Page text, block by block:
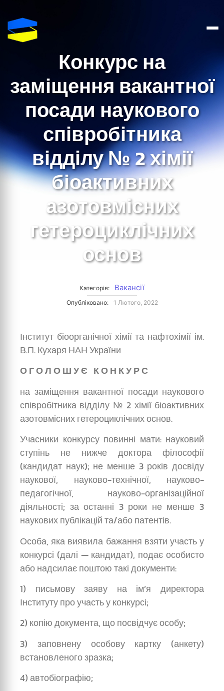
Конкурс на
заміщення вакантної
посади наукового
співробітника
відділу № 2 хімії
біоактивних
азотовмісних
гетероциклічних
основ
Категорія: Вакансії
Опубліковано: 1 Лютого, 2022
Інститут біоорганічної хімії та нафтохімії ім.
В.П. Кухаря НАН України
О Г О Л О Ш У Є К О Н К У Р С
на заміщення вакантної посади наукового
співробітника відділу № 2 хімії біоактивних
азотовмісних гетероциклічних основ.
Учасники конкурсу повинні мати: науковий
ступінь не нижче доктора філософії
(кандидат наук); не менше 3 років досвіду
наукової, науково-технічної, науково-
педагогічної, науково-організаційної
діяльності; за останні 3 роки не менше 3
наукових публікацій та/або патентів.
Особа, яка виявила бажання взяти участь у
конкурсі (далі — кандидат), подає особисто
або надсилає поштою такі документи:
1) письмову заяву на ім’я директора
Інституту про участь у конкурсі;
2) копію документа, що посвідчує особу;
3) заповнену особову картку (анкету)
встановленого зразка;
4) автобіографію;